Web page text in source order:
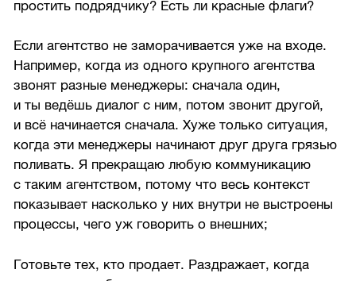
простить подрядчику? Есть ли красные флаги?
Если агентство не заморачивается уже на входе.
Например, когда из одного крупного агентства
звонят разные менеджеры: сначала один,
и ты ведёшь диалог с ним, потом звонит другой,
и всё начинается сначала. Хуже только ситуация,
когда эти менеджеры начинают друг друга грязью
поливать. Я прекращаю любую коммуникацию
с таким агентством, потому что весь контекст
показывает насколько у них внутри не выстроены
процессы, чего уж говорить о внешних;
Готовьте тех, кто продает. Раздражает, когда